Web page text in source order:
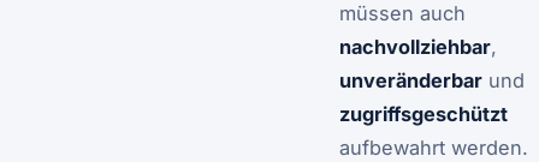
müssen auch
nachvollziehbar,
unveränderbar und
zugriffsgeschützt
aufbewahrt werden.